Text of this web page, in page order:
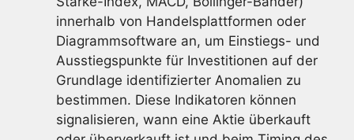
innerhalb von Handelsplattformen oder
Diagrammsoftware an, um Einstiegs- und
Ausstiegspunkte für Investitionen auf der
Grundlage identifizierter Anomalien zu
bestimmen. Diese Indikatoren können
signalisieren, wann eine Aktie überkauft